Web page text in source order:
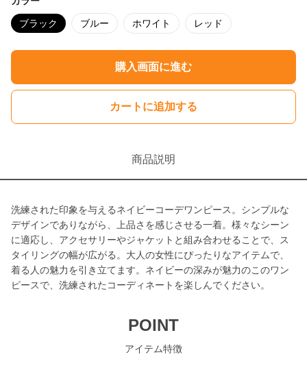
ブラック ブルー ホワイト レッド
購入画面に進む
カートに追加する
商品説明
洗練された印象を与えるネイビーコーデワンピース。シンプルな
デザインでありながら、上品さを感じさせる一着。様々なシーン
に適応し、アクセサリーやジャケットと組み合わせることで、ス
タイリングの幅が広がる。大人の女性にぴったりなアイテムで、
着る人の魅力を引き立てます。ネイビーの深みが魅力のこのワン
ピースで、洗練されたコーディネートを楽しんでください。
POINT
アイテム特徴